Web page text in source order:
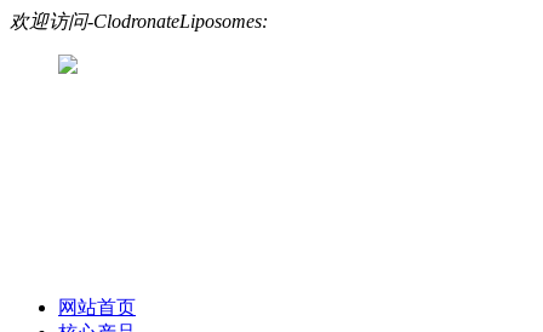
欢迎访问-ClodronateLiposomes:
网站首页